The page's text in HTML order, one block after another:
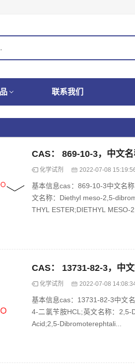
联系我们
化学试剂 2022-07-08
基本信息cas：869-10-3中文名
文名称：Diethyl meso-2,5-
THYL ESTER;DIETHYL MESO-
化学试剂 2022-07-08
基本信息cas：13731-82-3中文
4-二氯苄胺HCL;英文名称：2,5-
Acid;2,5-Dibromoterephtali...